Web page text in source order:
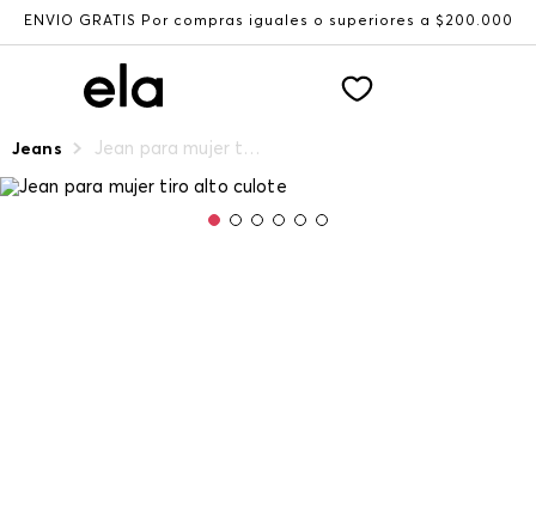
ENVÍO GRATIS Por compras iguales o superiores a $200.000
Jeans Jean para mujer tiro alto culote